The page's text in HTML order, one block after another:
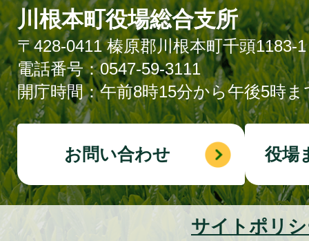
川根本町役場総合支所
〒428-0411 榛原郡川根本町千頭1183-1
電話番号：0547-59-3111
開庁時間：午前8時15分から午後5時ま
お問い合わせ 役場
サイトポリ